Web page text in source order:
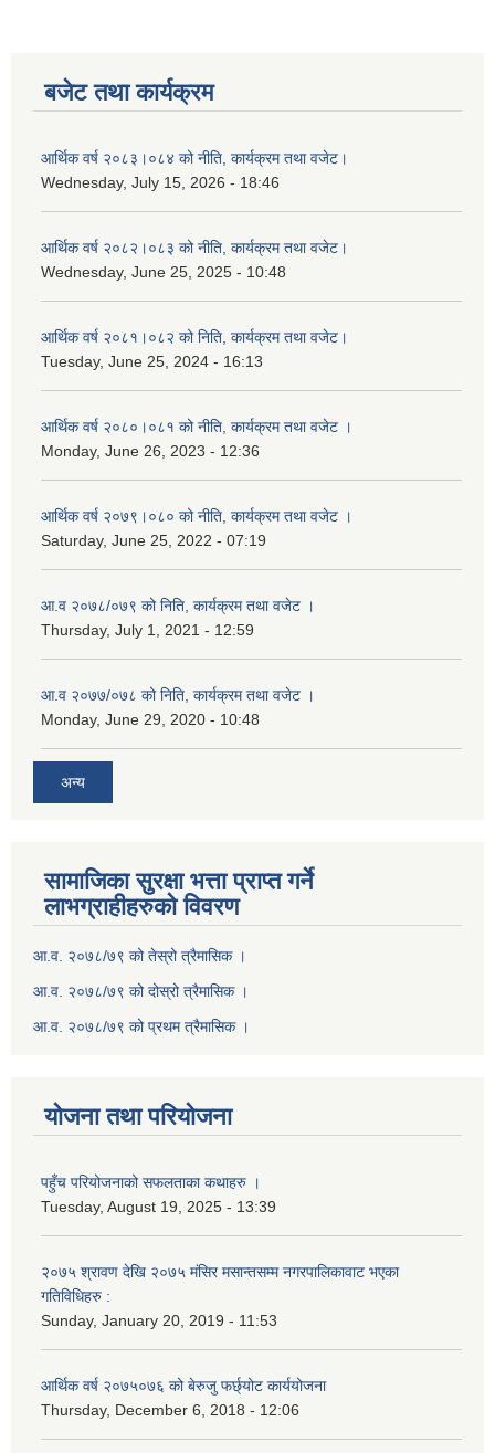
बजेट तथा कार्यक्रम
आर्थिक वर्ष २०८३।०८४ को नीति, कार्यक्रम तथा वजेट।
Wednesday, July 15, 2026 - 18:46
आर्थिक वर्ष २०८२।०८३ को नीति, कार्यक्रम तथा वजेट।
Wednesday, June 25, 2025 - 10:48
आर्थिक वर्ष २०८१।०८२ को निति, कार्यक्रम तथा वजेट।
Tuesday, June 25, 2024 - 16:13
आर्थिक वर्ष २०८०।०८१ को नीति, कार्यक्रम तथा वजेट ।
Monday, June 26, 2023 - 12:36
आर्थिक वर्ष २०७९।०८० को नीति, कार्यक्रम तथा वजेट ।
Saturday, June 25, 2022 - 07:19
आ.व २०७८/०७९ को निति, कार्यक्रम तथा वजेट ।
Thursday, July 1, 2021 - 12:59
आ.व २०७७/०७८ को निति, कार्यक्रम तथा वजेट ।
Monday, June 29, 2020 - 10:48
अन्य
सामाजिका सुरक्षा भत्ता प्राप्त गर्ने
लाभग्राहीहरुको विवरण
आ.व. २०७८/७९ को तेस्रो त्रैमासिक ।
आ.व. २०७८/७९ को दोस्रो त्रैमासिक ।
आ.व. २०७८/७९ को प्रथम त्रैमासिक ।
योजना तथा परियोजना
पहुँच परियोजनाको सफलताका कथाहरु ।
Tuesday, August 19, 2025 - 13:39
२०७५ श्रावण देखि २०७५ मंसिर मसान्तसम्म नगरपालिकावाट भएका
गतिविधिहरु :
Sunday, January 20, 2019 - 11:53
आर्थिक वर्ष २०७५०७६ को बेरुजु फर्छ्योट कार्ययोजना
Thursday, December 6, 2018 - 12:06